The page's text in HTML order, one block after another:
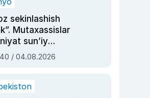
sekinlashish
Mutaxassislar
sun’iy
boshqara
qolishidan xavotir
/ 04.08.2026